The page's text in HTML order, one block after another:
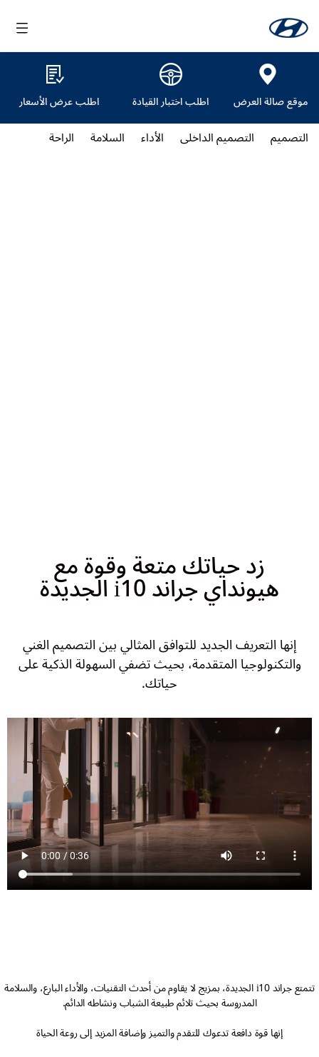
موقع صالة العرض اطلب اختبار القيادة اطلب عرض الأسعار
التصميم التصميم الداخلي الأداء السلامة الراحة
زد حياتك متعة وقوة مع
هيونداي جراند i10 الجديدة
إنها التعريف الجديد للتوافق المثالي بين التصميم الغني
والتكنولوجيا المتقدمة، بحيث تضفي السهولة الذكية على
حياتك.
تتمتع جراند i10 الجديدة، بمزيج لا يقاوم من أحدث التقنيات، والأداء البارع، والسلامة
المدروسة بحيث تلائم طبيعة الشباب ونشاطه الدائم.
إنها قوة دافعة تدعوك للتقدم والتميز وإضافة المزيد إلى روعة الحياة